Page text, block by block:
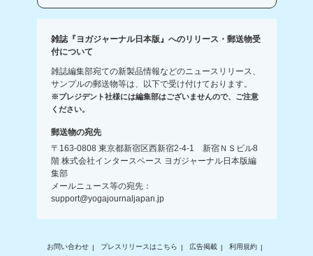
雑誌『ヨガジャーナル日本版』へのリリース・郵送物受
付について
雑誌編集部宛ての新製品情報などのニュースリリース、
サンプルの郵送物等は、以下で受け付けております。
※プレジデント社様には編集部はございませんので、ご注意
ください。
郵送物の宛先
〒163-0808 東京都新宿区西新宿2-4-1 新宿ＮＳビル8
階 株式会社インタースペース ヨガジャーナル日本版編
集部
メールニュース等の宛先：
support@yogajournaljapan.jp
お問い合わせ プレスリリースはこちら 広告掲載
利用規約